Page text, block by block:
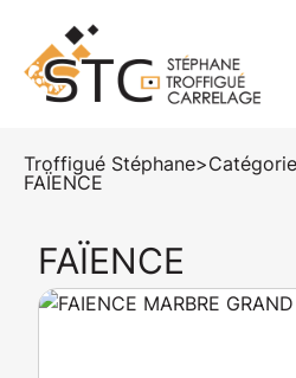
Troffigué Stéphane>
FAÏENCE
FAÏENCE